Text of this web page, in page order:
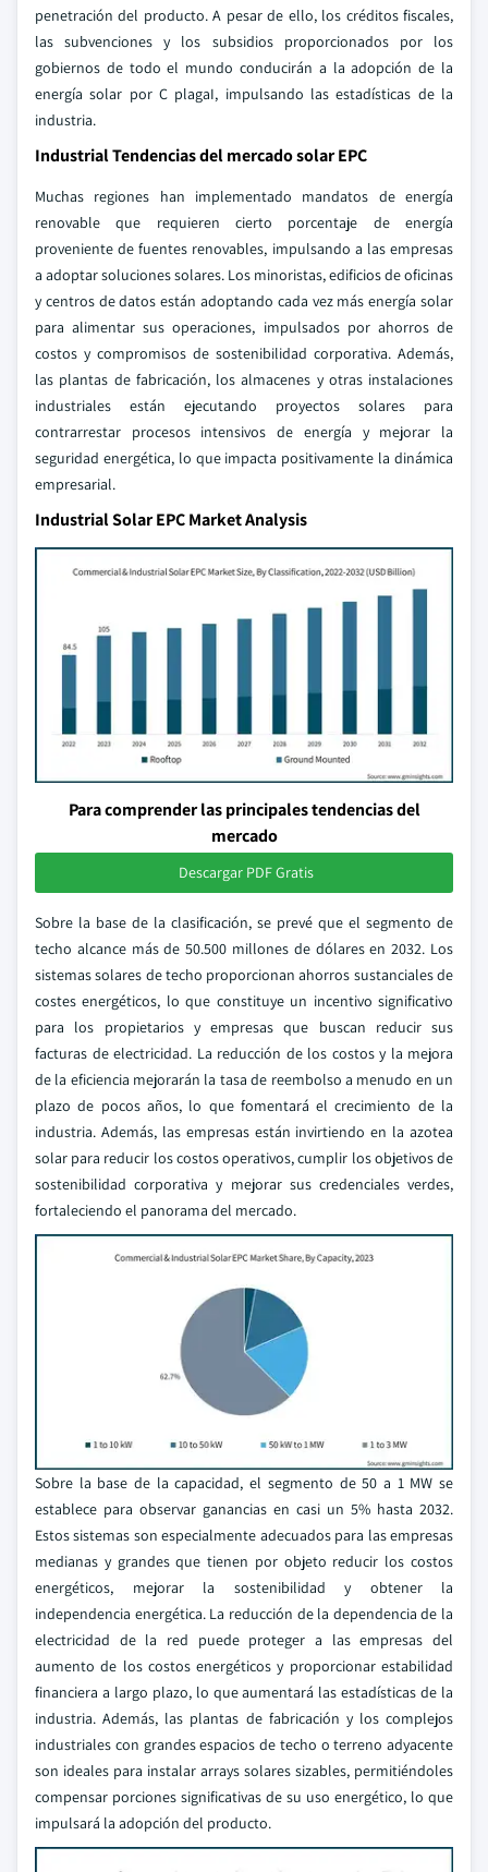
penetración del producto. A pesar de ello, los créditos fiscales,
las subvenciones y los subsidios proporcionados por los
gobiernos de todo el mundo conducirán a la adopción de la
energía solar por C plagaI, impulsando las estadísticas de la
industria.
Industrial Tendencias del mercado solar EPC
Muchas regiones han implementado mandatos de energía
renovable que requieren cierto porcentaje de energía
proveniente de fuentes renovables, impulsando a las empresas
a adoptar soluciones solares. Los minoristas, edificios de oficinas
y centros de datos están adoptando cada vez más energía solar
para alimentar sus operaciones, impulsados por ahorros de
costos y compromisos de sostenibilidad corporativa. Además,
las plantas de fabricación, los almacenes y otras instalaciones
industriales están ejecutando proyectos solares para
contrarrestar procesos intensivos de energía y mejorar la
seguridad energética, lo que impacta positivamente la dinámica
empresarial.
Industrial Solar EPC Market Analysis
Para comprender las principales tendencias del
mercado
Descargar PDF Gratis
Sobre la base de la clasificación, se prevé que el segmento de
techo alcance más de 50.500 millones de dólares en 2032. Los
sistemas solares de techo proporcionan ahorros sustanciales de
costes energéticos, lo que constituye un incentivo significativo
para los propietarios y empresas que buscan reducir sus
facturas de electricidad. La reducción de los costos y la mejora
de la eficiencia mejorarán la tasa de reembolso a menudo en un
plazo de pocos años, lo que fomentará el crecimiento de la
industria. Además, las empresas están invirtiendo en la azotea
solar para reducir los costos operativos, cumplir los objetivos de
sostenibilidad corporativa y mejorar sus credenciales verdes,
fortaleciendo el panorama del mercado.
Sobre la base de la capacidad, el segmento de 50 a 1 MW se
establece para observar ganancias en casi un 5% hasta 2032.
Estos sistemas son especialmente adecuados para las empresas
medianas y grandes que tienen por objeto reducir los costos
energéticos, mejorar la sostenibilidad y obtener la
independencia energética. La reducción de la dependencia de la
electricidad de la red puede proteger a las empresas del
aumento de los costos energéticos y proporcionar estabilidad
financiera a largo plazo, lo que aumentará las estadísticas de la
industria. Además, las plantas de fabricación y los complejos
industriales con grandes espacios de techo o terreno adyacente
son ideales para instalar arrays solares sizables, permitiéndoles
compensar porciones significativas de su uso energético, lo que
impulsará la adopción del producto.